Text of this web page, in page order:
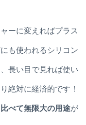
ーに変えればプラス
も使われるシリコン
長い目で見れば使い
絶対に経済的です！
べて無限大の用途が